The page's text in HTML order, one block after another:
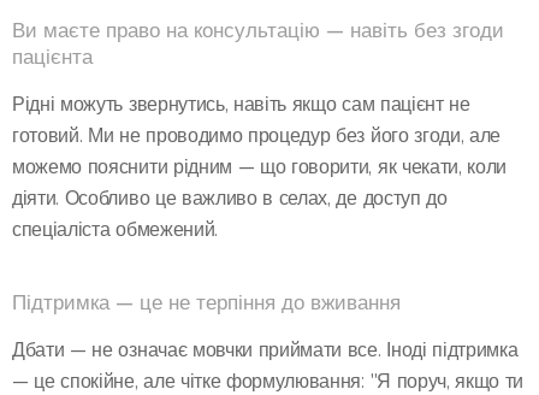
Ви маєте право на консультацію — навіть без згоди
пацієнта
Рідні можуть звернутись, навіть якщо сам пацієнт не
готовий. Ми не проводимо процедур без його згоди, але
можемо пояснити рідним — що говорити, як чекати, коли
діяти. Особливо це важливо в селах, де доступ до
спеціаліста обмежений.
Підтримка — це не терпіння до вживання
Дбати — не означає мовчки приймати все. Іноді підтримка
— це спокійне, але чітке формулювання: "Я поруч, якщо ти